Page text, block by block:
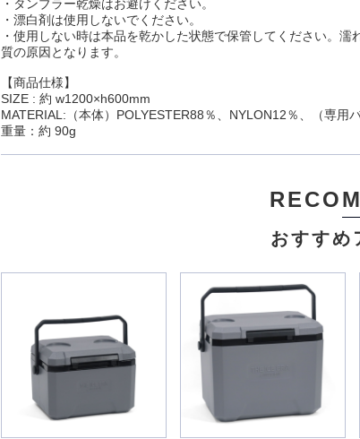
・タンブラー乾燥はお避けください。
・漂白剤は使用しないでください。
・使用しない時は本品を乾かした状態で保管してください。
質の原因となります。
【商品仕様】
SIZE : 約 w1200×h600mm
MATERIAL:（本体）POLYESTER88％、NYLON12％、
（専用
重量：約 90g
おすすめ